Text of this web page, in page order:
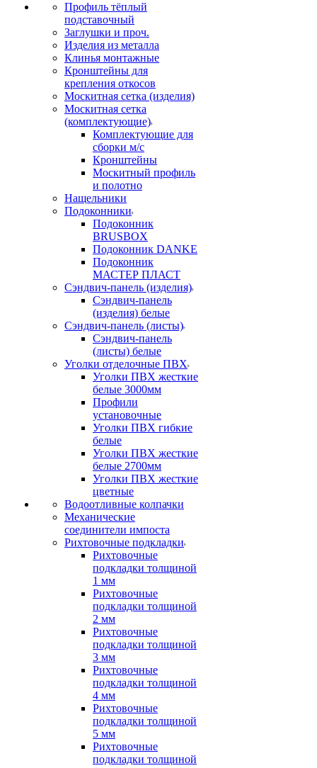
Профиль тёплый
подставочный
Заглушки и проч.
Изделия из металла
Клинья монтажные
Кронштейны для
крепления откосов
Москитная сетка (изделия)
Москитная сетка
(комплектующие)
Комплектующие для
сборки м/с
Кронштейны
Москитный профиль
и полотно
Нащельники
Подоконники
Подоконник
BRUSBOX
Подоконник DANKE
Подоконник
МАСТЕР ПЛАСТ
Сэндвич-панель (изделия)
Сэндвич-панель
(изделия) белые
Сэндвич-панель (листы)
Сэндвич-панель
(листы) белые
Уголки отделочные ПВХ
Уголки ПВХ жесткие
белые 3000мм
Профили
установочные
Уголки ПВХ гибкие
белые
Уголки ПВХ жесткие
белые 2700мм
Уголки ПВХ жесткие
цветные
Водоотливные колпачки
Механические
соединители импоста
Рихтовочные подкладки
Рихтовочные
подкладки толщиной
1 мм
Рихтовочные
подкладки толщиной
2 мм
Рихтовочные
подкладки толщиной
3 мм
Рихтовочные
подкладки толщиной
4 мм
Рихтовочные
подкладки толщиной
5 мм
Рихтовочные
подкладки толщиной